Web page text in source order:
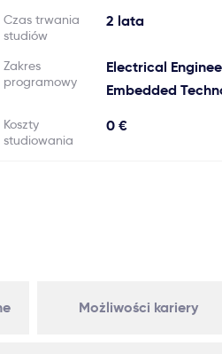
Czas trwania
studiów
2 lata
Zakres
programowy
Electrical
Embedded
Koszty
studiowania
0 €
Możliwości kariery